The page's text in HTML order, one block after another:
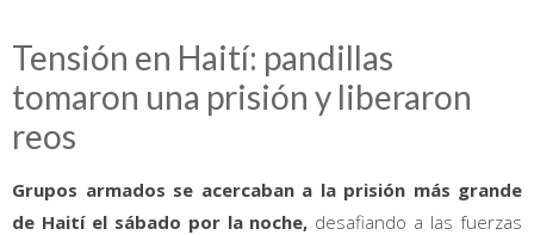
Tensión en Haití: pandillas
tomaron una prisión y liberaron
reos
Grupos armados se acercaban a la prisión más grande
de Haití el sábado por la noche, desafiando a las fuerzas